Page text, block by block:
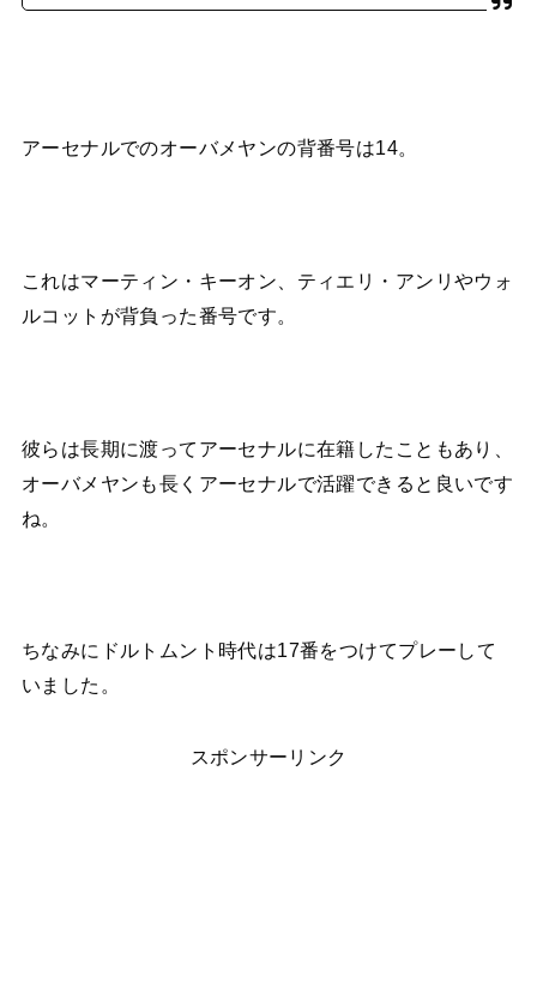
アーセナルでのオーバメヤンの背番号は14。
これはマーティン・キーオン、ティエリ・アンリやウォ
ルコットが背負った番号です。
彼らは長期に渡ってアーセナルに在籍したこともあり、
オーバメヤンも長くアーセナルで活躍できると良いです
ね。
ちなみにドルトムント時代は17番をつけてプレーして
いました。
スポンサーリンク